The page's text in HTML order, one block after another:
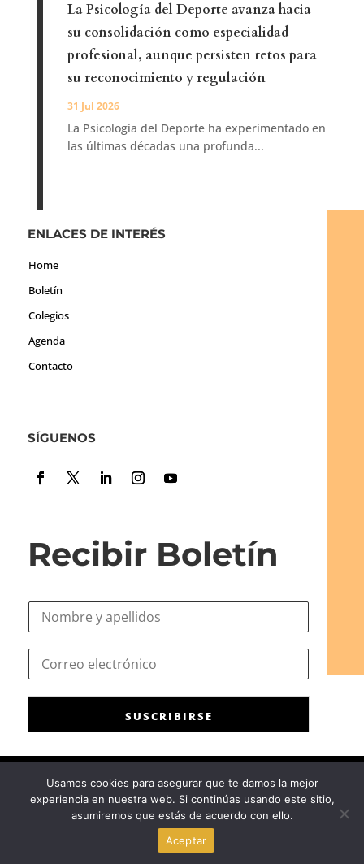
La Psicología del Deporte avanza hacia
su consolidación como especialidad
profesional, aunque persisten retos para
su reconocimiento y regulación
31 Jul 2026
La Psicología del Deporte ha experimentado en
las últimas décadas una profunda...
ENLACES DE INTERÉS
Home
Boletín
Colegios
Agenda
Contacto
SÍGUENOS
Recibir Boletín
N
r
*
o
r
e
e
e
C
o
e
c
SUSCRIBIRSE
Consejo General de la Psicología de España|Privacidad|Aviso
Legal| Política de cookies
Usamos cookies para asegurar que te damos la mejor
experiencia en nuestra web. Si continúas usando este sitio,
asumiremos que estás de acuerdo con ello.
Aceptar